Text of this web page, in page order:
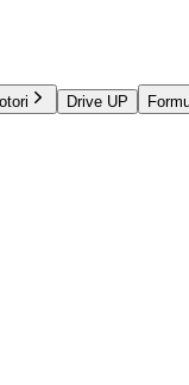
Drive UP